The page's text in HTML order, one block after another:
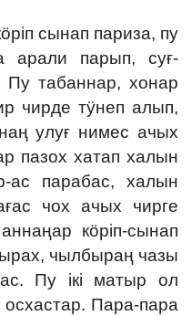
сынап париза, пу
арали парып, суғ-
Пу табаннар, хонар
чирде тӱнеп алып,
улуғ нимес ачых
пазох хатап халын
ас парабас, халын
чох ачых чирге
кӧріп-сынап
чылбыраң чазы
Пу ікі матыр ол
осхастар. Пара-пара